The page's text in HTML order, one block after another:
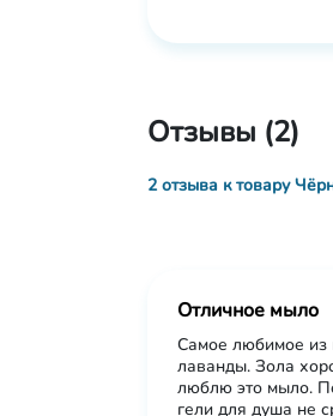
Отзывы (2)
2 отзыва к товару
Отличное мыло
Самое любимое из
лаванды. Зола
люблю это мыло.
гели для душа не